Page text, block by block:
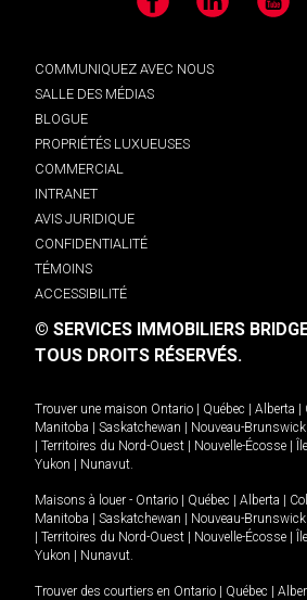
Facebook LinkedIn YouTube
COMMUNIQUEZ AVEC NOUS
SALLE DES MÉDIAS
BLOGUE
PROPRIÉTÉS LUXUEUSES
COMMERCIAL
INTRANET
AVIS JURIDIQUE
CONFIDENTIALITÉ
TÉMOINS
ACCESSIBILITÉ
© SERVICES IMMOBILIERS
TOUS DROITS RÉSERVÉS.
Trouver une maison Ontario | Québec | Alberta |
Manitoba | Saskatchewan | Nouveau-Brunswick
| Territoires du Nord-Ouest | Nouvelle-Écosse |
Yukon | Nunavut
Maisons à louer - Ontario | Québec | Alberta |
Manitoba | Saskatchewan | Nouveau-Brunswick
| Territoires du Nord-Ouest | Nouvelle-Écosse |
Yukon | Nunavut
Trouver des courtiers en Ontario | Québec |